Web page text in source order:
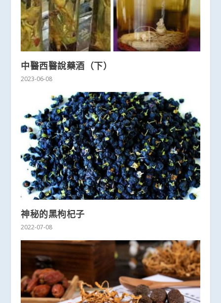
中醫西醫說藥酒（下）
2023-06-08
神秘的黑枸杞子
2022-07-08